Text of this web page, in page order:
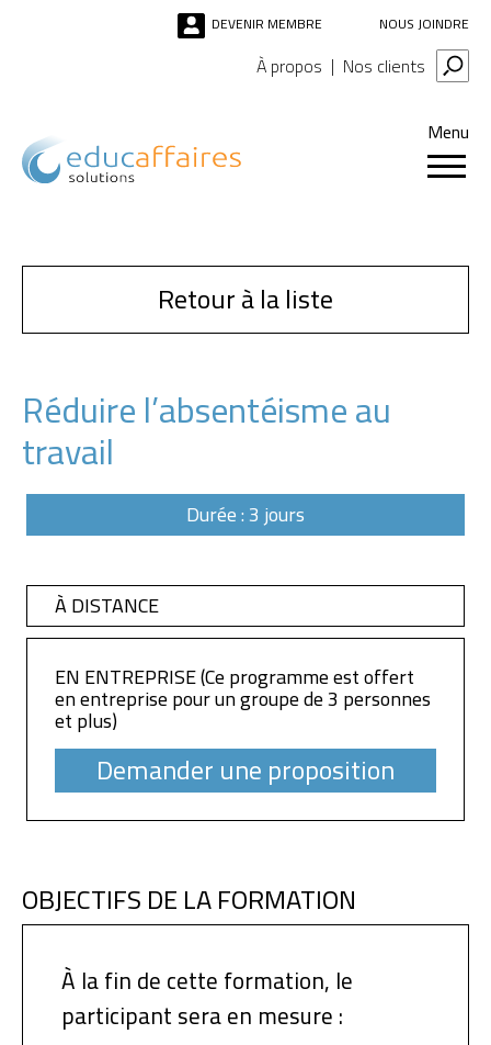
NOUS JOINDRE
DEVENIR MEMBRE
À propos Nos clients
Menu
Retour à la liste
Réduire l’absentéisme au
travail
Durée : 3 jours
À DISTANCE
EN ENTREPRISE (Ce programme est offert
en entreprise pour un groupe de 3 personnes
et plus)
Demander une proposition
OBJECTIFS DE LA FORMATION
À la fin de cette formation, le
participant sera en mesure :